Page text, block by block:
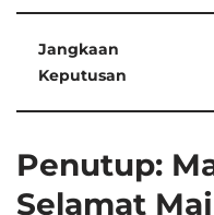
Jangkaan
Keputusan
Penutup:
Selamat